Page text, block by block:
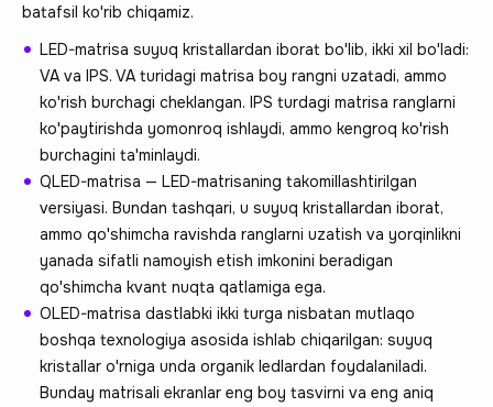
batafsil ko'rib chiqamiz.
LED-matrisa suyuq kristallardan iborat bo'lib, ikki xil bo'ladi:
VA va IPS. VA turidagi matrisa boy rangni uzatadi, ammo
ko'rish burchagi cheklangan. IPS turdagi matrisa ranglarni
ko'paytirishda yomonroq ishlaydi, ammo kengroq ko'rish
burchagini ta'minlaydi.
QLED-matrisa — LED-matrisaning takomillashtirilgan
versiyasi. Bundan tashqari, u suyuq kristallardan iborat,
ammo qo'shimcha ravishda ranglarni uzatish va yorqinlikni
yanada sifatli namoyish etish imkonini beradigan
qo'shimcha kvant nuqta qatlamiga ega.
OLED-matrisa dastlabki ikki turga nisbatan mutlaqo
boshqa texnologiya asosida ishlab chiqarilgan: suyuq
kristallar o'rniga unda organik ledlardan foydalaniladi.
Bunday matrisali ekranlar eng boy tasvirni va eng aniq